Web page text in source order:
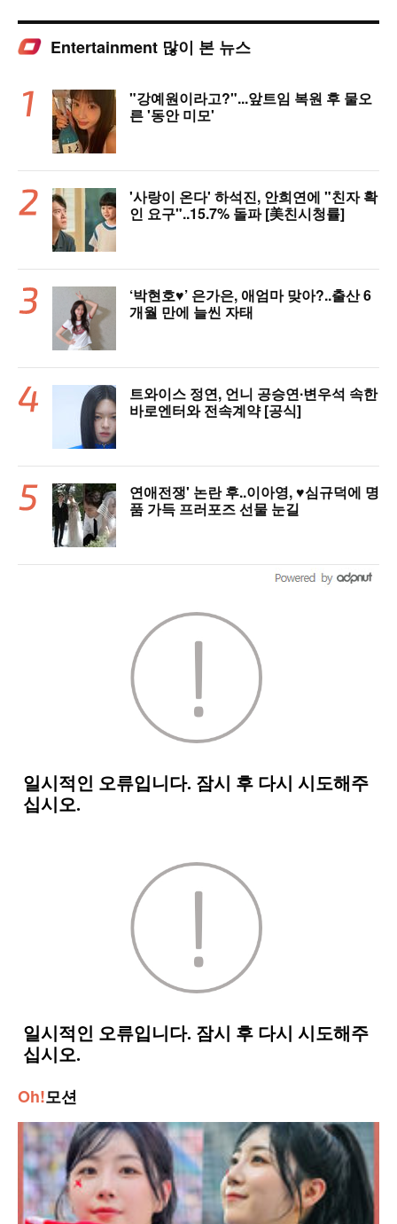
Entertainment 많이 본 뉴스
"강예원이라고?"...앞트임 복원 후 물오
른 '동안 미모'
'사랑이 온다' 하석진, 안희연에 "친자 확
인 요구"..15.7% 돌파 [美친시청률]
‘박현호♥’ 은가은, 애엄마 맞아?..출산 6
개월 만에 늘씬 자태
트와이스 정연, 언니 공승연∙변우석 속한
바로엔터와 전속계약 [공식]
연애전쟁' 논란 후..이아영, ♥심규덕에 명
품 가득 프러포즈 선물 눈길
Oh!모션